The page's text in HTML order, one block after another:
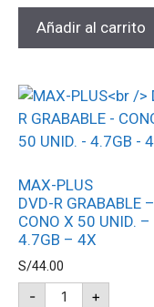
Añadir al carrito
MAX-PLUS
DVD-R GRABABLE –
CONO X 50 UNID. –
4.7GB – 4X
S/44.00
- +